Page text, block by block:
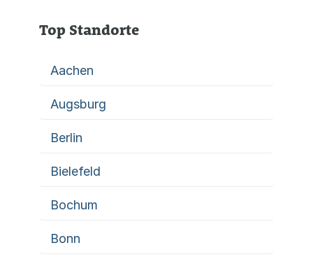
Top Standorte
Aachen
Augsburg
Berlin
Bielefeld
Bochum
Bonn